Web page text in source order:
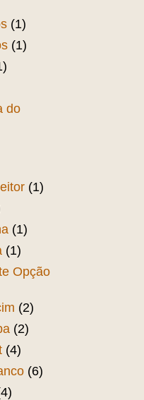
(1)
(1)
do
(1)
(1)
(1)
Opção
(2)
(2)
(4)
(6)